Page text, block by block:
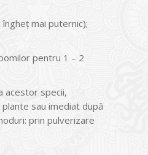
mai puternic);
pentru 1 – 2
acestor specii,
sau imediat după
prin pulverizare